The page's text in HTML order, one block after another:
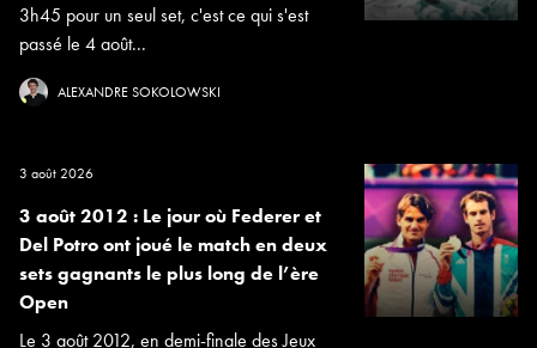
3h45 pour un seul set, c'est ce qui s'est
passé le 4 août...
ALEXANDRE SOKOLOWSKI
3 août 2026
3 août 2012 : Le jour où Federer et
Del Potro ont joué le match en deux
sets gagnants le plus long de l’ère
Open
Le 3 août 2012, en demi-finale des Jeux